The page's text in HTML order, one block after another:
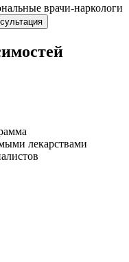
врачи-наркологи
лекарствами